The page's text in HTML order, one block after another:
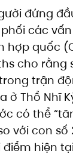
đứng
các
hợp quốc
cho rằng
trận
ở Thổ Nhĩ
có thể
với con số
hiện